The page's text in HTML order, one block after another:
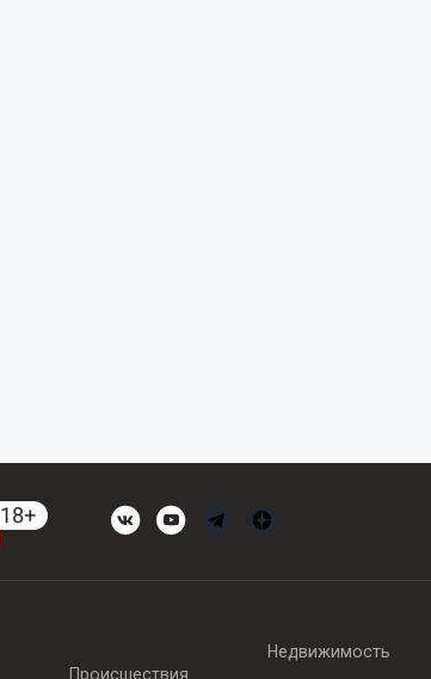
Происшествия
Недвижимость